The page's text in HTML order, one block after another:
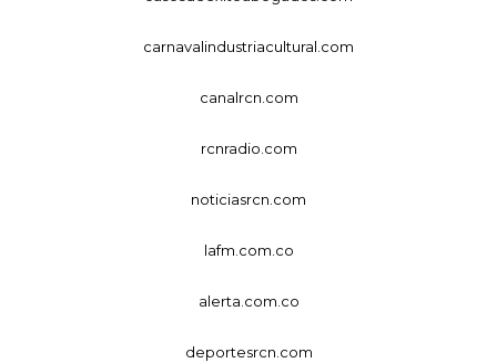
carnavalindustriacultural.com
canalrcn.com
rcnradio.com
noticiasrcn.com
lafm.com.co
alerta.com.co
deportesrcn.com